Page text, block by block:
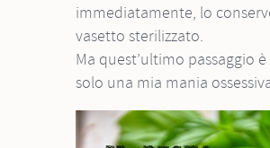
immediatamente, lo
vasetto sterilizzato.
Ma quest’ultimo passaggio è
solo una mia mania